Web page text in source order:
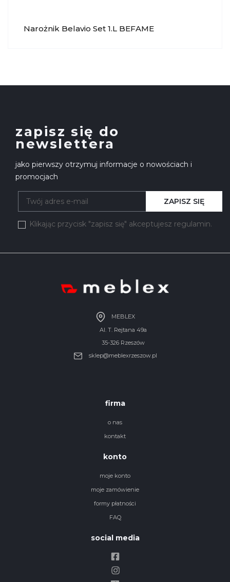
Narożnik Belavio Set 1.L BEFAME
zapisz się do
newslettera
jako pierwszy otrzymuj informacje o nowościach i
promocjach
Klikając przycisk "zapisz się" akceptujesz regulamin.
ZAPISZ SIĘ
MEBLEX
Al. T. Rejtana 49a
35-326 Rzeszów
sklep@meblexrzeszow.pl
firma
o nas
kontakt
konto
moje konto
moje zamówienie
formy płatności
FAQ
social media